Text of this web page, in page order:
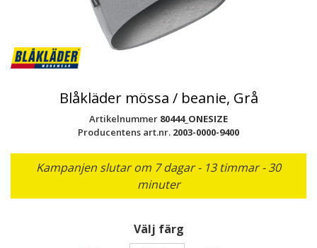
Blåkläder mössa / beanie, Grå
Artikelnummer 80444_ONESIZE
Producentens art.nr. 2003-0000-9400
Kampanjen slutar om 7 dagar - 13 timmar - 30
minuter
Välj färg